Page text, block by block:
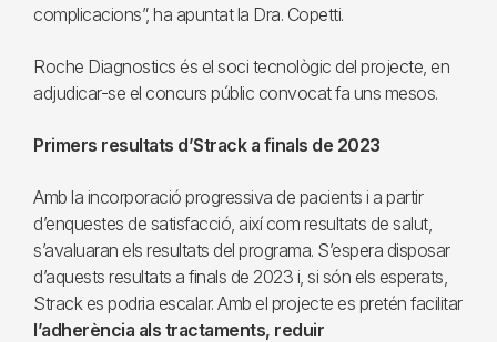
complicacions”, ha apuntat la Dra. Copetti.
Roche Diagnostics és el soci tecnològic del projecte, en
adjudicar-se el concurs públic convocat fa uns mesos.
Primers resultats d’Strack a finals de 2023
Amb la incorporació progressiva de pacients i a partir
d’enquestes de satisfacció, així com resultats de salut,
s’avaluaran els resultats del programa. S’espera disposar
d’aquests resultats a finals de 2023 i, si són els esperats,
Strack es podria escalar. Amb el projecte es pretén facilitar
l’adherència als tractaments, reduir